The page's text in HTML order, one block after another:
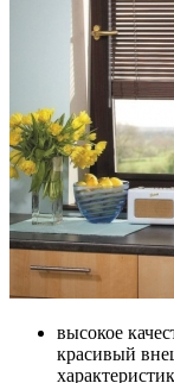
высокое
красивый